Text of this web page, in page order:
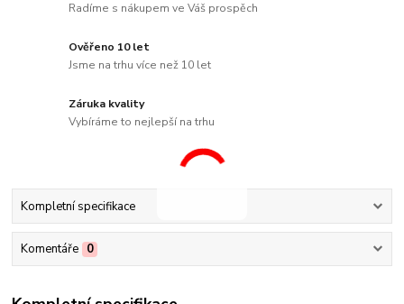
Radíme s nákupem ve Váš prospěch
Ověřeno 10 let
Jsme na trhu více než 10 let
Záruka kvality
Vybíráme to nejlepší na trhu
Kompletní specifikace
Komentáře 0